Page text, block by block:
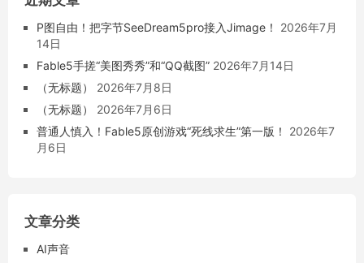
P图自由！把字节SeeDream5pro接入Jimage！
2026年7月
14日
Fable5手搓“美图秀秀”和“QQ截图” 2026年7月14日
（无标题）
2026年7月8日
（无标题）
2026年7月6日
普通人慎入！Fable5原创游戏“死线求生”第一版！
2026年7
月6日
文章分类
AI声音